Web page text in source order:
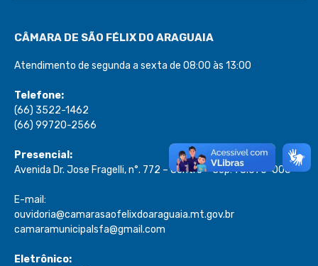
CÂMARA DE SÃO FÉLIX DO ARAGUAIA
Atendimento de segunda a sexta de 08:00 às 13:00
Telefone:
(66) 3522-1462
(66) 99720-2566
Presencial:
Avenida Dr. Jose Fragelli, n°. 772 – Centro – Cep: 78.670-000
E-mail:
ouvidoria@camarasaofelixdoaraguaia.mt.gov.br
camaramunicipalsfa@gmail.com
Eletrônico: